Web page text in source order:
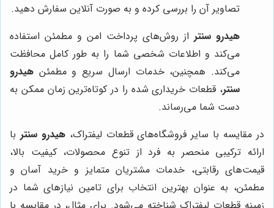
تصاویر آن را بررسی کرده و به صورت آنلاین سفارش دهید.
هیدرو سنتر از روش‌های پرداخت امن و مطمئن استفاده
می‌کند و اطلاعات شخصی شما را به طور کامل محافظت
می‌کند. همچنین، خدمات ارسال سریع و مطمئن هیدرو
سنتر، قطعات خریداری شده را در کوتاه‌ترین زمان ممکن به
دست شما می‌رساند.
در مقایسه با سایر فروشگاه‌های قطعات لیفتراک،هیدرو سنتر با
ارائه ترکیبی منحصر به فرد از تنوع محصولات، کیفیت بالا،
قیمت‌های رقابتی، خدمات مشتریان متمایز و خرید آسان و
مطمئن، به عنوان بهترین انتخاب برای تامین نیازهای شما در